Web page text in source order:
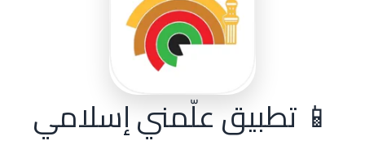
📱 تطبيق علّمني إسلامي